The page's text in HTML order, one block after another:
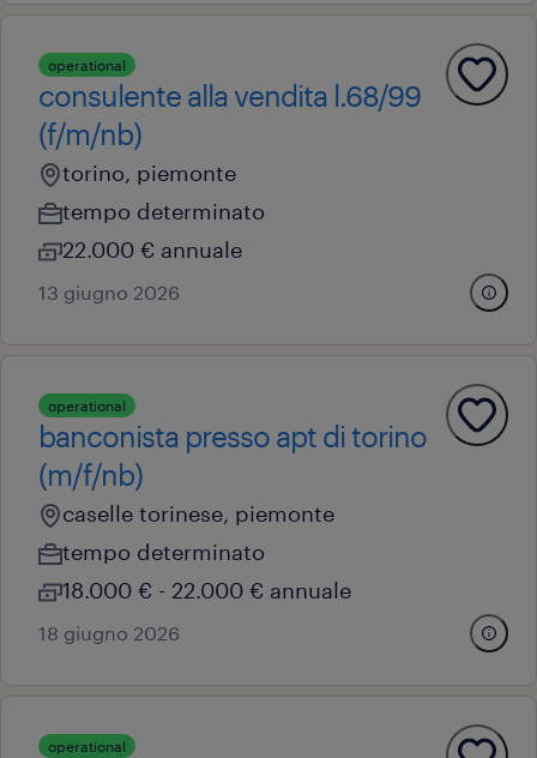
operational
consulente alla vendita l.68/99
(f/m/nb)
torino, piemonte
tempo determinato
22.000 € annuale
13 giugno 2026
operational
banconista presso apt di torino
(m/f/nb)
caselle torinese, piemonte
tempo determinato
18.000 € - 22.000 € annuale
18 giugno 2026
operational